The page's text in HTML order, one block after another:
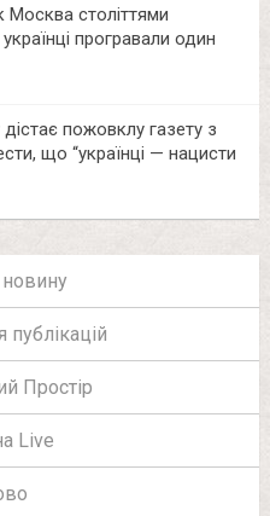
століттями
програвали один
пожовклу газету з
що “українці — нацисти
Простір
Live